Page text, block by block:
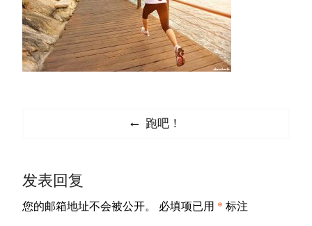
航
Previous
跑吧！
发表回复
您的邮箱地址不会被公开。 必填项已用 * 标注